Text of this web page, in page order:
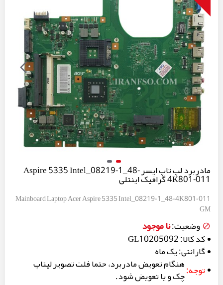
مادربرد لپ تاپ ایسر Aspire 5335 Intel_08219-1_48-
4K801-011 گرافیک اینتلی
Mainboard Laptop Acer Aspire 5335 Intel_08219-1_48-4K801-011
GM
وضعیت:نا موجود
کد کالا:GL10205092
گارانتی:یک ماه
توجه:هنگام تعویض مادربرد، حتما فلت تصویر لپتاپ
چک و یا تعویض شود.